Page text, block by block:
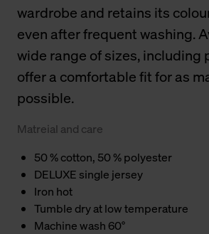
wardrobe and retains its
even after frequent washing.
wide range of sizes, including
offer a comfortable fit for as
possible.
Matreial and care
50 % cotton, 50 % polyester
DELUXE single jersey
Iron hot
Tumble dry at low temperature
Machine wash 60°